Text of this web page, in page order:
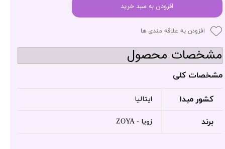
افزودن به سبد خرید
افزودن به علاقه مندی ها
مشخصات محصول
مشخصات کلی
کشور مبدا ایتالیا
برند زویا - ZOYA